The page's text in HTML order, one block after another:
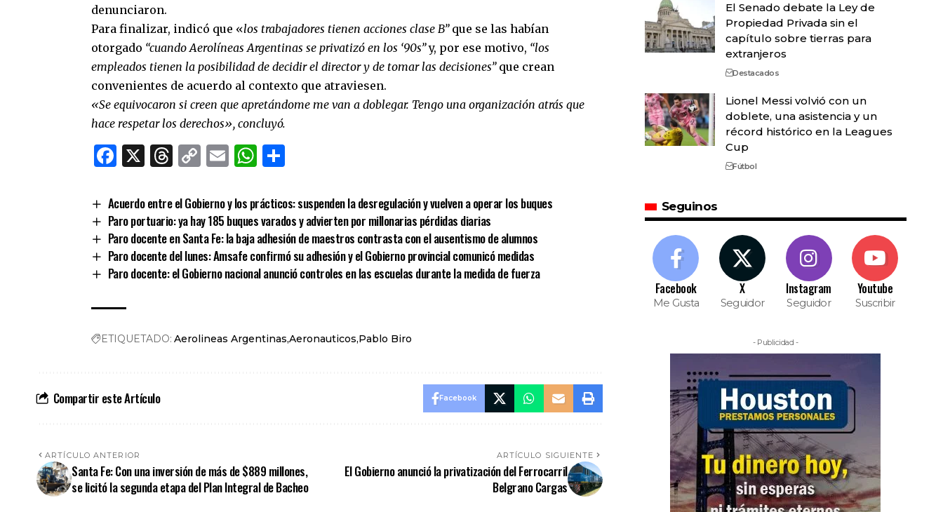
denunciaron.
Para finalizar, indicó que «los trabajadores tienen acciones clase B” que se las habían
otorgado “cuando Aerolíneas Argentinas se privatizó en los ‘90s”y, por ese motivo, “los
empleados tienen la posibilidad de decidir el director y de tomar las decisiones” que crean
convenientes de acuerdo al contexto que atraviesen.
«Se equivocaron si creen que apretándome me van a doblegar. Tengo una organización atrás que
hace respetar los derechos», concluyó.
Facebook
X Threads
CopyEmailWhatsApp
Acuerdo entre el Gobierno y los prácticos: suspenden la desregulación y vuelven a operar los buques
Paro portuario: ya hay 185 buques varados y advierten por millonarias pérdidas diarias
Paro docente en Santa Fe: la baja adhesión de maestros contrasta con el ausentismo de alumnos
Paro docente del lunes: Amsafe confirmó su adhesión y el Gobierno provincial comunicó medidas
Paro docente: el Gobierno nacional anunció controles en las escuelas durante la medida de fuerza
ETIQUETADO: Aerolineas Argentinas Aeronauticos Pablo Biro
Compartir este Artículo Facebook
ARTÍCULO ANTERIOR
Santa Fe: Con una inversión de más de $889 millones,
se licitó la segunda etapa del Plan Integral de Bacheo
ARTÍCULO SIGUIENTE
El Gobierno anunció la privatización del Ferrocarril
Belgrano Cargas
El Senado debate la Ley de
Propiedad Privada sin el
capítulo sobre tierras para
extranjeros
Destacados
Lionel Messi volvió con un
doblete, una asistencia y un
récord histórico en la Leagues
Cup
Fútbol
Seguinos
Facebook
Me Gusta
X
Seguidor
Instagram
Seguidor
Youtube
Suscribir
- Publicidad -